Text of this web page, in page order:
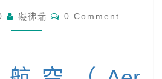
AER
LINGUS
蘭
礙彿瑞 Comments
0 Comment